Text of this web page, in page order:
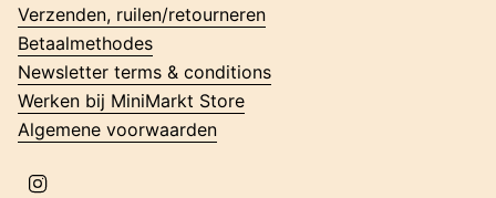
a
Verzenden, ruilen/retourneren
Betaalmethodes
Newsletter terms & conditions
Werken bij MiniMarkt Store
Algemene voorwaarden